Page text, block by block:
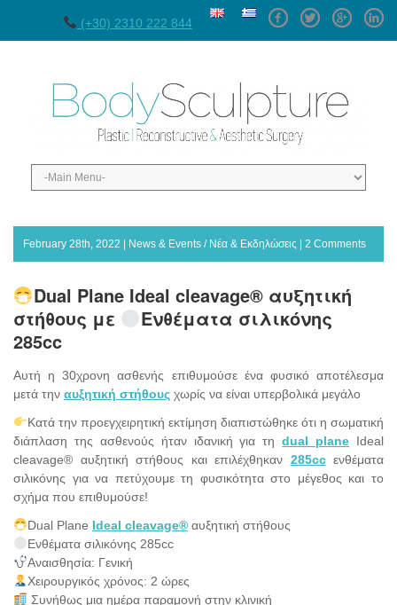
(+30) 2310 222 844
FacebookTwitterGPlus
February 28th, 2022 | News & Events / Νέα & Εκδηλώσεις | 2 Comments
Dual Plane Ideal cleavage® αυξητική
στήθους με
Ενθέματα σιλικόνης
285cc
Αυτή η 30χρονη ασθενής επιθυμούσε ένα φυσικό αποτέλεσμα
μετά την αυξητική στήθους χωρίς να είναι υπερβολικά μεγάλο
Κατά την προεγχειρητική εκτίμηση διαπιστώθηκε ότι η σωματική
διάπλαση της ασθενούς ήταν ιδανική για τηdual plane Ideal
cleavage® αυξητική στήθους και επιλέχθηκαν 285ccενθέματα
σιλικόνης για να πετύχουμε τη φυσικότητα στο μέγεθος και το
σχήμα που επιθυμούσε!
Dual Plane Ideal cleavage®αυξητική στήθους
Ενθέματα σιλικόνης 285cc
Αναισθησία: Γενική
Χειρουργικός χρόνος: 2 ώρες
Συνήθως μια ημέρα παραμονή στην κλινική